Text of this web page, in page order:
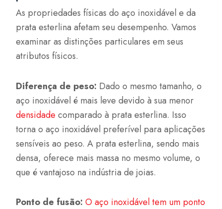
As propriedades físicas do aço inoxidável e da
prata esterlina afetam seu desempenho. Vamos
examinar as distinções particulares em seus
atributos físicos.
Diferença de peso: Dado o mesmo tamanho, o
aço inoxidável é mais leve devido à sua menor
densidade comparado à prata esterlina. Isso
torna o aço inoxidável preferível para aplicações
sensíveis ao peso. A prata esterlina, sendo mais
densa, oferece mais massa no mesmo volume, o
que é vantajoso na indústria de joias.
Ponto de fusão:O aço inoxidável tem um ponto